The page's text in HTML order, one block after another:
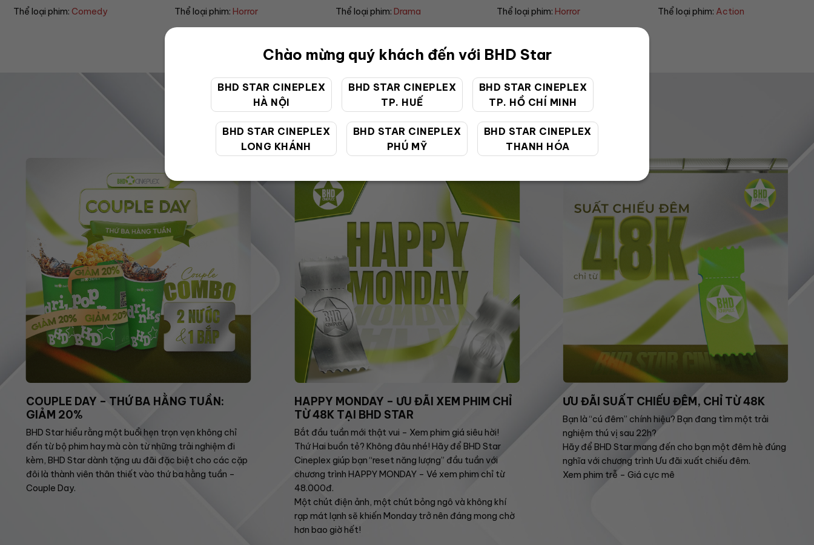
Chào mừng quý khách đến với BHD Star
BHD STAR CINEPLEX
HÀ NỘI
BHD STAR CINEPLEX
TP. HUẾ
BHD STAR CINEPLEX
TP. HỒ CHÍ MINH
BHD STAR CINEPLEX
LONG KHÁNH
BHD STAR CINEPLEX
PHÚ MỸ
BHD STAR CINEPLEX
THANH HÓA
Thể loại phim: Comedy Thể loại phim: Horror Thể loại phim: Drama Thể loại phim: Horror Thể loại phim: Action
ƯU ĐÃI ĐẶC BIỆT
COUPLE DAY – THỨ BA HẰNG TUẦN:
GIẢM 20%
BHD Star hiểu rằng một buổi hẹn trọn vẹn không chỉ
đến từ bộ phim hay mà còn từ những trải nghiệm đi
kèm, BHD Star dành tặng ưu đãi đặc biệt cho các cặp
đôi là thành viên thân thiết vào thứ ba hằng tuần –
Couple Day.
HAPPY MONDAY – ƯU ĐÃI XEM PHIM CHỈ
TỪ 48K TẠI BHD STAR
Bắt đầu tuần mới thật vui – Xem phim giá siêu hời!
Thứ Hai buồn tẻ? Không đâu nhé! Hãy để BHD Star
Cineplex giúp bạn “reset năng lượng” đầu tuần với
chương trình HAPPY MONDAY – Vé xem phim chỉ từ
48.000đ.
Một chút điện ảnh, một chút bỏng ngô và không khí
rạp mát lạnh sẽ khiến Monday trở nên đáng mong chờ
hơn bao giờ hết!
ƯU ĐÃI SUẤT CHIẾU ĐÊM, CHỈ TỪ 48K
Bạn là “cú đêm” chính hiệu? Bạn đang tìm một trải
nghiệm thú vị sau 22h?
Hãy để BHD Star mang đến cho bạn một đêm hè đúng
nghĩa với chương trình Ưu đãi xuất chiếu đêm.
Xem phim trễ – Giá cực mê